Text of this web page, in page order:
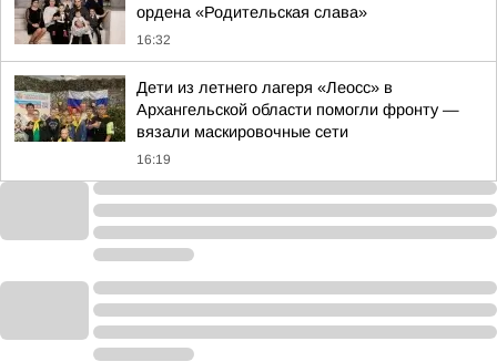
ордена «Родительская слава»
16:32
Дети из летнего лагеря «Леосс» в
Архангельской области помогли фронту —
вязали маскировочные сети
16:19